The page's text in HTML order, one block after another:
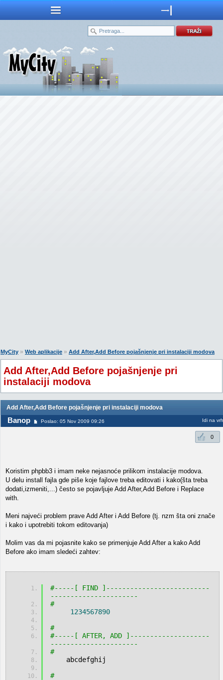
MyCity » Web aplikacije » Add After,Add Before pojašnjenje pri instalaciji modova
Add After,Add Before pojašnjenje pri
instalaciji modova
Add After,Add Before pojašnjenje pri instalaciji modova
Banop Poslao: 05 Nov 2009 09:26 Idi na vrh
0
Koristim phpbb3 i imam neke nejasnoće prilikom instalacije modova.
U delu install fajla gde piše koje fajlove treba editovati i kako(šta treba
dodati,izmeniti,...) često se pojavljuje Add After,Add Before i Replace
with.
Meni najveći problem prave Add After i Add Before (tj. nzm šta oni znače
i kako i upotrebiti tokom editovanja)
Molim vas da mi pojasnite kako se primenjuje Add After a kako Add
Before ako imam sledeći zahtev:
#-----[ FIND ]--------------------------
----------------------
#
1234567890
#
#-----[ AFTER, ADD ]--------------------
----------------------
#
abcdefghij
#